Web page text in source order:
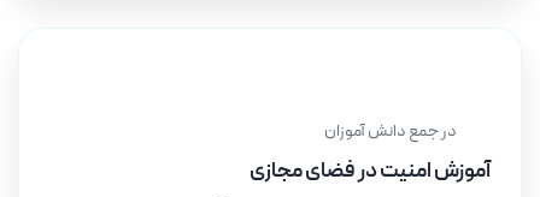
در جمع دانش آموزان
آموزش امنیت در فضای مجازی